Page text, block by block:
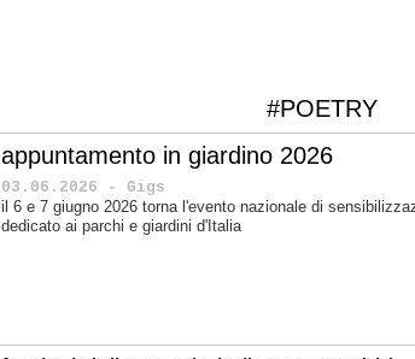
#POETRY
appuntamento in giardino 2026
03.06.2026 - Gigs
il 6 e 7 giugno 2026 torna l'evento nazionale di
dedicato ai parchi e giardini d'Italia